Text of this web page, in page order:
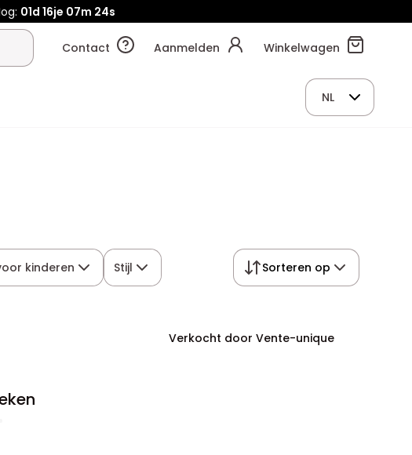
01d 16je 07m 22s
Contact Aanmelden Winkelwagen
NL
kinderen Stijl Sorteren op
Verkocht door Vente-unique